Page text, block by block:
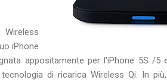
iPhone
appositamente per l'iPhone 5S /5
di ricarica Wireless Qi. In